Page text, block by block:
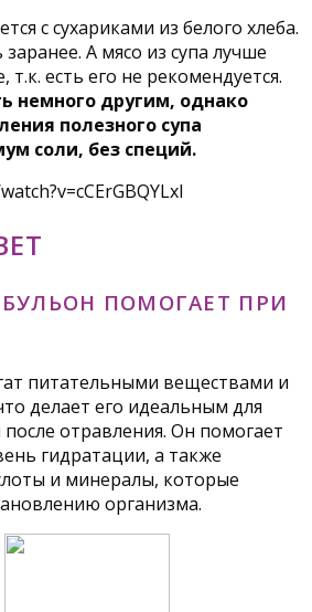
с сухариками из белого хлеба.
А мясо из супа лучше
есть его не рекомендуется.
немного другим, однако
полезного супа
соли, без специй.
ПОМОГАЕТ ПРИ
питательными веществами и
делает его идеальным для
после отравления. Он помогает
гидратации, а также
и минералы, которые
организма.